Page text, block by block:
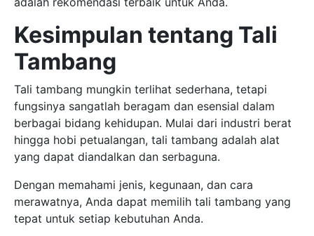
Kesimpulan tentang Tali
Tambang
Tali tambang mungkin terlihat sederhana, tetapi
fungsinya sangatlah beragam dan esensial dalam
berbagai bidang kehidupan. Mulai dari industri berat
hingga hobi petualangan, tali tambang adalah alat
yang dapat diandalkan dan serbaguna.
Dengan memahami jenis, kegunaan, dan cara
merawatnya, Anda dapat memilih tali tambang yang
tepat untuk setiap kebutuhan Anda.